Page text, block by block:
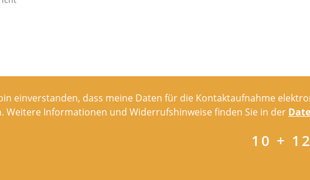
einverstanden, dass meine Daten für die Kontaktaufnahme
Weitere Informationen und Widerrufshinweise finden Sie in der
10 + 12